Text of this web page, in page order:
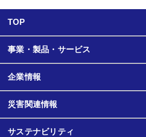
TOP
事業・製品・サービス
企業情報
災害関連情報
サステナビリティ